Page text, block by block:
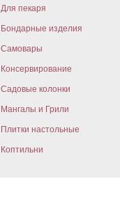
Для пекаря
Бондарные изделия
Самовары
Консервирование
Садовые колонки
Мангалы и Грили
Плитки настольные
Коптильни